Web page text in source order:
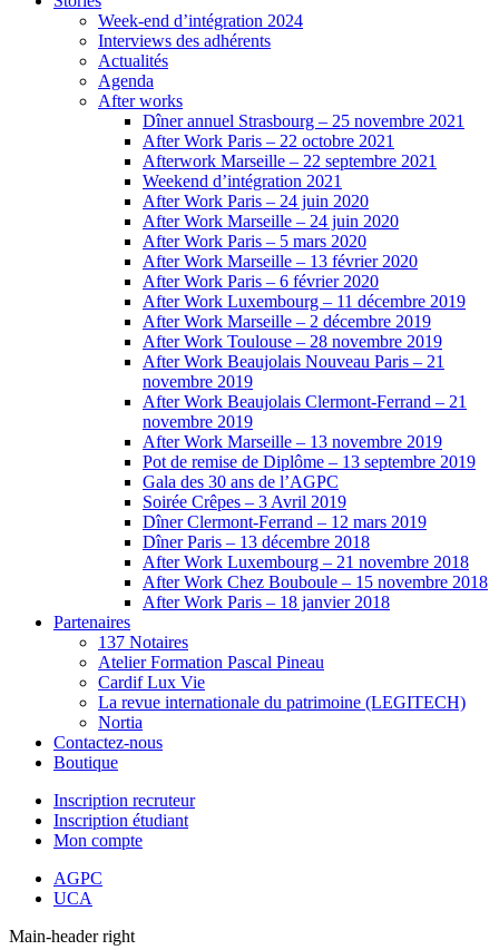
Week-end d’intégration 2024
Interviews des adhérents
Actualités
Agenda
After works
Dîner annuel Strasbourg – 25 novembre 2021
After Work Paris – 22 octobre 2021
Afterwork Marseille – 22 septembre 2021
Weekend d’intégration 2021
After Work Paris – 24 juin 2020
After Work Marseille – 24 juin 2020
After Work Paris – 5 mars 2020
After Work Marseille – 13 février 2020
After Work Paris – 6 février 2020
After Work Luxembourg – 11 décembre 2019
After Work Marseille – 2 décembre 2019
After Work Toulouse – 28 novembre 2019
After Work Beaujolais Nouveau Paris – 21
novembre 2019
After Work Beaujolais Clermont-Ferrand – 21
novembre 2019
After Work Marseille – 13 novembre 2019
Pot de remise de Diplôme – 13 septembre 2019
Gala des 30 ans de l’AGPC
Soirée Crêpes – 3 Avril 2019
Dîner Clermont-Ferrand – 12 mars 2019
Dîner Paris – 13 décembre 2018
After Work Luxembourg – 21 novembre 2018
After Work Chez Bouboule – 15 novembre 2018
After Work Paris – 18 janvier 2018
Partenaires
137 Notaires
Atelier Formation Pascal Pineau
Cardif Lux Vie
La revue internationale du patrimoine (LEGITECH)
Nortia
Contactez-nous
Boutique
Inscription recruteur
Inscription étudiant
Mon compte
AGPC
UCA
Main-header right